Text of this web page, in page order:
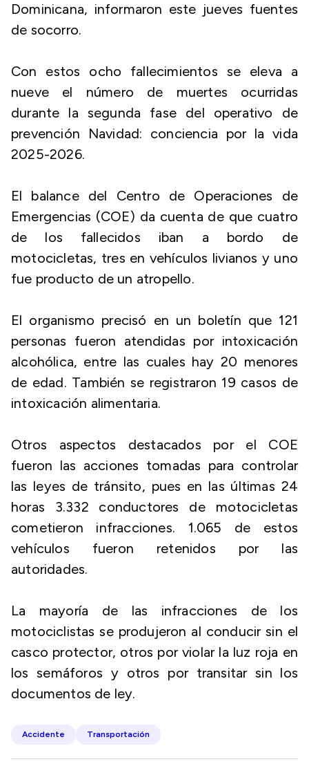
Dominicana, informaron este jueves fuentes
de socorro.
Con estos ocho fallecimientos se eleva a
nueve el número de muertes ocurridas
durante la segunda fase del operativo de
prevención Navidad: conciencia por la vida
2025-2026.
El balance del Centro de Operaciones de
Emergencias (COE) da cuenta de que cuatro
de los fallecidos iban a bordo de
motocicletas, tres en vehículos livianos y uno
fue producto de un atropello.
El organismo precisó en un boletín que 121
personas fueron atendidas por intoxicación
alcohólica, entre las cuales hay 20 menores
de edad. También se registraron 19 casos de
intoxicación alimentaria.
Otros aspectos destacados por el COE
fueron las acciones tomadas para controlar
las leyes de tránsito, pues en las últimas 24
horas 3.332 conductores de motocicletas
cometieron infracciones. 1.065 de estos
vehículos fueron retenidos por las
autoridades.
La mayoría de las infracciones de los
motociclistas se produjeron al conducir sin el
casco protector, otros por violar la luz roja en
los semáforos y otros por transitar sin los
documentos de ley.
Accidente Transportación